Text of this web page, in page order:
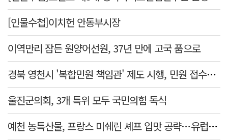
[인물수첩]이치헌 안동부시장
이역만리 잠든 원양어선원, 37년 만에 고국 품으로
경북 영천시 '복합민원 책임관' 제도 시행, 민원 접수부터 처리까지 관리·안내
울진군의회, 3개 특위 모두 국민의힘 독식
예천 농특산물, 프랑스 미쉐린 셰프 입맛 공략…유럽시장 진출 모색